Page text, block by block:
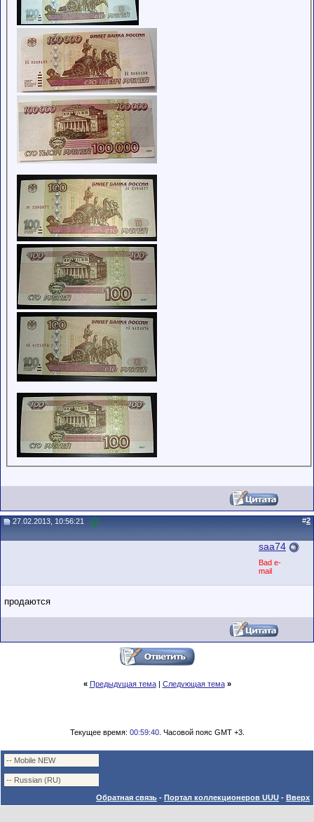
27.02.2013, 10:56:21 #2
saa74
Bad e-
mail
продаются
« Предыдущая тема| Следующая тема »
Текущее время: 00:59:40. Часовой пояс GMT +3.
Обратная связь - Портал коллекционеров UUU - Вверх